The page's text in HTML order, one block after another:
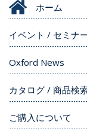
ホーム
イベント / セミナ
Oxford News
カタログ / 商品検
ご購入について